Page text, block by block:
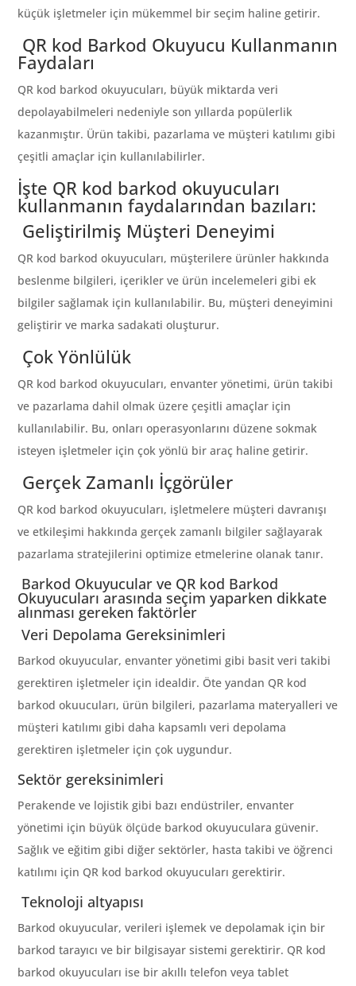
küçük işletmeler için mükemmel bir seçim haline getirir.
QR kod Barkod Okuyucu Kullanmanın
Faydaları
QR kod barkod okuyucuları, büyük miktarda veri
depolayabilmeleri nedeniyle son yıllarda popülerlik
kazanmıştır. Ürün takibi, pazarlama ve müşteri katılımı gibi
çeşitli amaçlar için kullanılabilirler.
İşte QR kod barkod okuyucuları
kullanmanın faydalarından bazıları:
Geliştirilmiş Müşteri Deneyimi
QR kod barkod okuyucuları, müşterilere ürünler hakkında
beslenme bilgileri, içerikler ve ürün incelemeleri gibi ek
bilgiler sağlamak için kullanılabilir. Bu, müşteri deneyimini
geliştirir ve marka sadakati oluşturur.
Çok Yönlülük
QR kod barkod okuyucuları, envanter yönetimi, ürün takibi
ve pazarlama dahil olmak üzere çeşitli amaçlar için
kullanılabilir. Bu, onları operasyonlarını düzene sokmak
isteyen işletmeler için çok yönlü bir araç haline getirir.
Gerçek Zamanlı İçgörüler
QR kod barkod okuyucuları, işletmelere müşteri davranışı
ve etkileşimi hakkında gerçek zamanlı bilgiler sağlayarak
pazarlama stratejilerini optimize etmelerine olanak tanır.
Barkod Okuyucular ve QR kod Barkod
Okuyucuları arasında seçim yaparken dikkate
alınması gereken faktörler
Veri Depolama Gereksinimleri
Barkod okuyucular, envanter yönetimi gibi basit veri takibi
gerektiren işletmeler için idealdir. Öte yandan QR kod
barkod okuucuları, ürün bilgileri, pazarlama materyalleri ve
müşteri katılımı gibi daha kapsamlı veri depolama
gerektiren işletmeler için çok uygundur.
Sektör gereksinimleri
Perakende ve lojistik gibi bazı endüstriler, envanter
yönetimi için büyük ölçüde barkod okuyuculara güvenir.
Sağlık ve eğitim gibi diğer sektörler, hasta takibi ve öğrenci
katılımı için QR kod barkod okuyucuları gerektirir.
Teknoloji altyapısı
Barkod okuyucular, verileri işlemek ve depolamak için bir
barkod tarayıcı ve bir bilgisayar sistemi gerektirir. QR kod
barkod okuyucuları ise bir akıllı telefon veya tablet